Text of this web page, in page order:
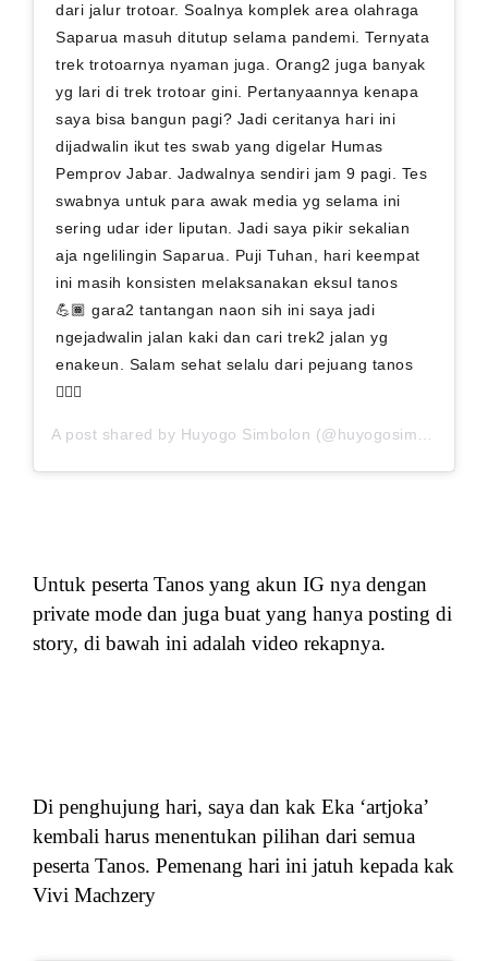
dari jalur trotoar. Soalnya komplek area olahraga
Saparua masuh ditutup selama pandemi. Ternyata
trek trotoarnya nyaman juga. Orang2 juga banyak
yg lari di trek trotoar gini. Pertanyaannya kenapa
saya bisa bangun pagi? Jadi ceritanya hari ini
dijadwalin ikut tes swab yang digelar Humas
Pemprov Jabar. Jadwalnya sendiri jam 9 pagi. Tes
swabnya untuk para awak media yg selama ini
sering udar ider liputan. Jadi saya pikir sekalian
aja ngelilingin Saparua. Puji Tuhan, hari keempat
ini masih konsisten melaksanakan eksul tanos
💪🏾 gara2 tantangan naon sih ini saya jadi
ngejadwalin jalan kaki dan cari trek2 jalan yg
enakeun. Salam sehat selalu dari pejuang tanos
🤸🏽‍♀️
A post shared by Huyogo Simbolon (@huyogosimbolon) on
Untuk peserta Tanos yang akun IG nya dengan
private mode dan juga buat yang hanya posting di
story, di bawah ini adalah video rekapnya.
Di penghujung hari, saya dan kak Eka ‘artjoka’
kembali harus menentukan pilihan dari semua
peserta Tanos. Pemenang hari ini jatuh kepada kak
Vivi Machzery